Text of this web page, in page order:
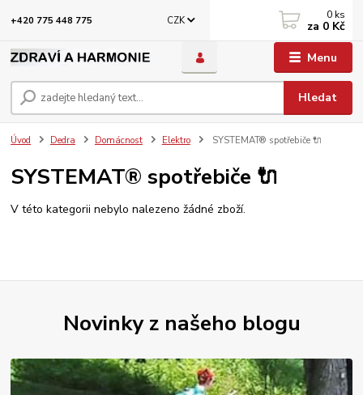
Menu
CZK
Hledat
+420 775 448 775 0 ks
za 0 Kč
Úvod Dedra Domácnost Elektro SYSTEMAT® spotřebiče 🔌
SYSTEMAT® spotřebiče 🔌
V této kategorii nebylo nalezeno žádné zboží.
Novinky z našeho blogu